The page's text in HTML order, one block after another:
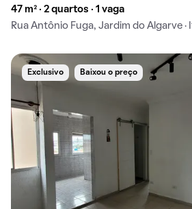
47 m² · 2 quartos · 1 vaga
Rua Antônio Fuga, Jardim do Algarve
Exclusivo Baixou o preço